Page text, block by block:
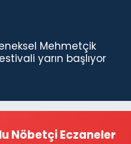
Mehmetçik
yarın başlıyor
Nöbetçi Eczaneler